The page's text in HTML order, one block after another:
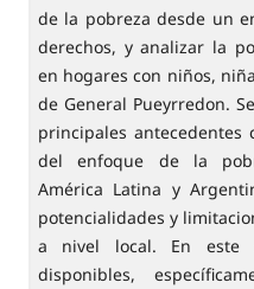
de la pobreza desde un
derechos, y analizar la
en hogares con niños,
de General Pueyrredon.
principales antecedentes
del enfoque de la
América Latina y
potencialidades y
a nivel local. En este
disponibles,